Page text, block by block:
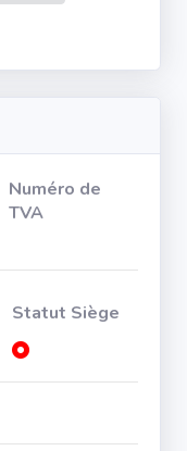
Numéro de
TVA
Statut Siège